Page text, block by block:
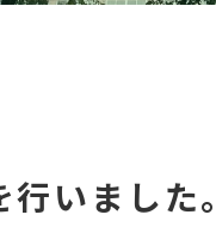
いました。